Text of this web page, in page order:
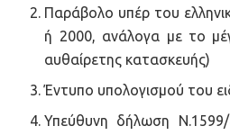
Παράβολο υπέρ του
ή 2000, ανάλογα με το
αυθαίρετης κατασκευής)
Έντυπο υπολογισμού του
Υπεύθυνη δήλωση